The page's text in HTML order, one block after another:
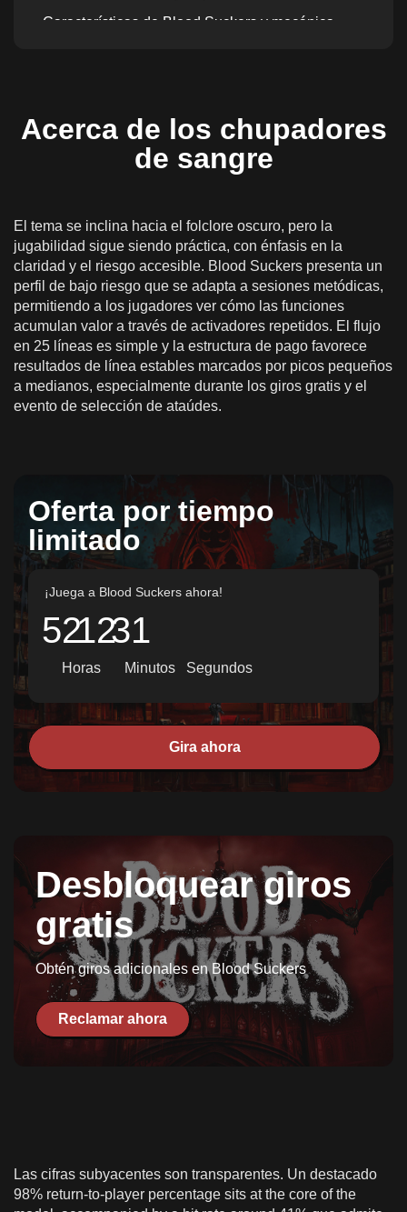
Características de Blood Suckers y mecánica
Cómo abordar a los chupasangres de manera
responsable
Jugar a Blood Suckers Online por dinero real en
Depósitos, Pagos y Juego Responsable en
España
Versión móvil de Blood Suckers
Acerca de los chupadores
de sangre
El tema se inclina hacia el folclore oscuro, pero la
jugabilidad sigue siendo práctica, con énfasis en la
claridad y el riesgo accesible. Blood Suckers presenta un
perfil de bajo riesgo que se adapta a sesiones metódicas,
permitiendo a los jugadores ver cómo las funciones
acumulan valor a través de activadores repetidos. El flujo
en 25 líneas es simple y la estructura de pago favorece
resultados de línea estables marcados por picos pequeños
a medianos, especialmente durante los giros gratis y el
evento de selección de ataúdes.
Oferta por tiempo
limitado
¡Juega a Blood Suckers ahora!
521229
Horas Minutos Segundos
Gira ahora
Desbloquear giros
gratis
Obtén giros adicionales en Blood Suckers
Reclamar ahora
Las cifras subyacentes son transparentes. Un destacado
98% return-to-player percentage sits at the core of the